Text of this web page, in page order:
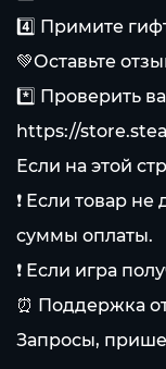
4️⃣ Примите
💚Оставьте
*️⃣ Проверить
https://
Если на этой
❗️ Если товар
суммы оплаты.
❗️ Если игра
⏰ Поддержка
Запросы,